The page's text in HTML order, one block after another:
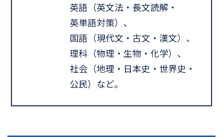
英語（英文法・長文読解・
英単語対策）、
国語（現代文・古文・漢文）、
理科（物理・生物・化学）、
社会（地理・日本史・世界史・
公民）など。